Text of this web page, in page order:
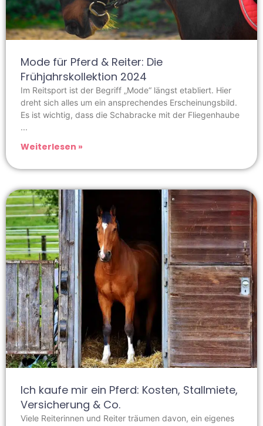
Mode für Pferd & Reiter: Die
Frühjahrskollektion 2024
Im Reitsport ist der Begriff „Mode“ längst etabliert. Hier
dreht sich alles um ein ansprechendes Erscheinungsbild.
Es ist wichtig, dass die Schabracke mit der Fliegenhaube
Weiterlesen »
Ich kaufe mir ein Pferd: Kosten, Stallmiete,
Versicherung & Co.
Viele Reiterinnen und Reiter träumen davon, ein eigenes